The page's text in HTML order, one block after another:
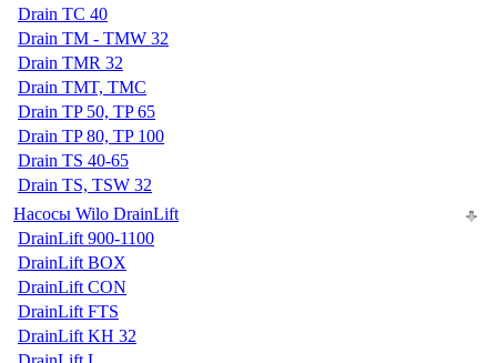
Drain TC 40
Drain TM - TMW 32
Drain TMR 32
Drain TMT, TMC
Drain TP 50, TP 65
Drain TP 80, TP 100
Drain TS 40-65
Drain TS, TSW 32
Насосы Wilo DrainLift
DrainLift 900-1100
DrainLift BOX
DrainLift CON
DrainLift FTS
DrainLift KH 32